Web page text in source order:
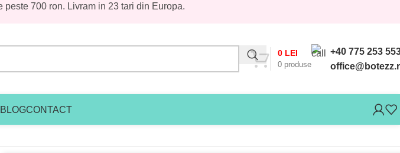
700 ron. Livram in 23 tari din Europa.
0 produse
0 LEI
+40 775 253
BLOGCONTACT